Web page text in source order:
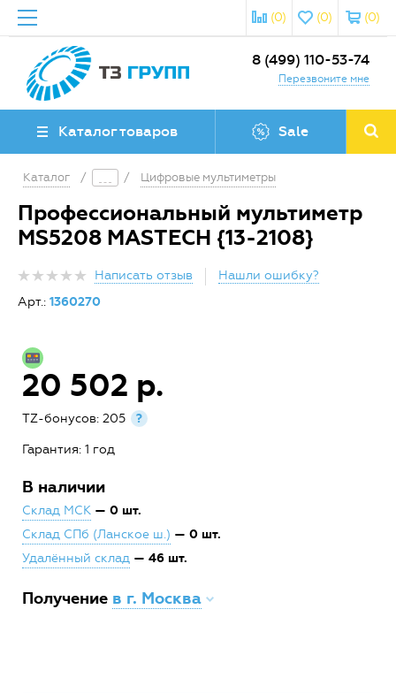
(0)
(0)
(0)
8 (499) 110-53-74
Перезвоните мне
Каталог товаров Sale
Каталог / / Цифровые мультиметры
Профессиональный мультиметр
MS5208 MASTECH {13-2108}
Написать отзыв
Нашли ошибку?
Арт.: 1360270
20 502 р.
TZ-бонусов: 205 ?
Гарантия: 1 год
В наличии
Склад МСК — 0 шт.
Склад СПб (Ланское ш.) — 0 шт.
Удалённый склад — 46 шт.
Получение в г. Москва